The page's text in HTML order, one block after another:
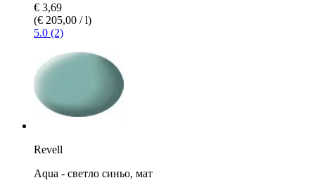
€ 3,69
(€ 205,00 / l)
5.0 (2)
Revell
Aqua - светло синьо, мат